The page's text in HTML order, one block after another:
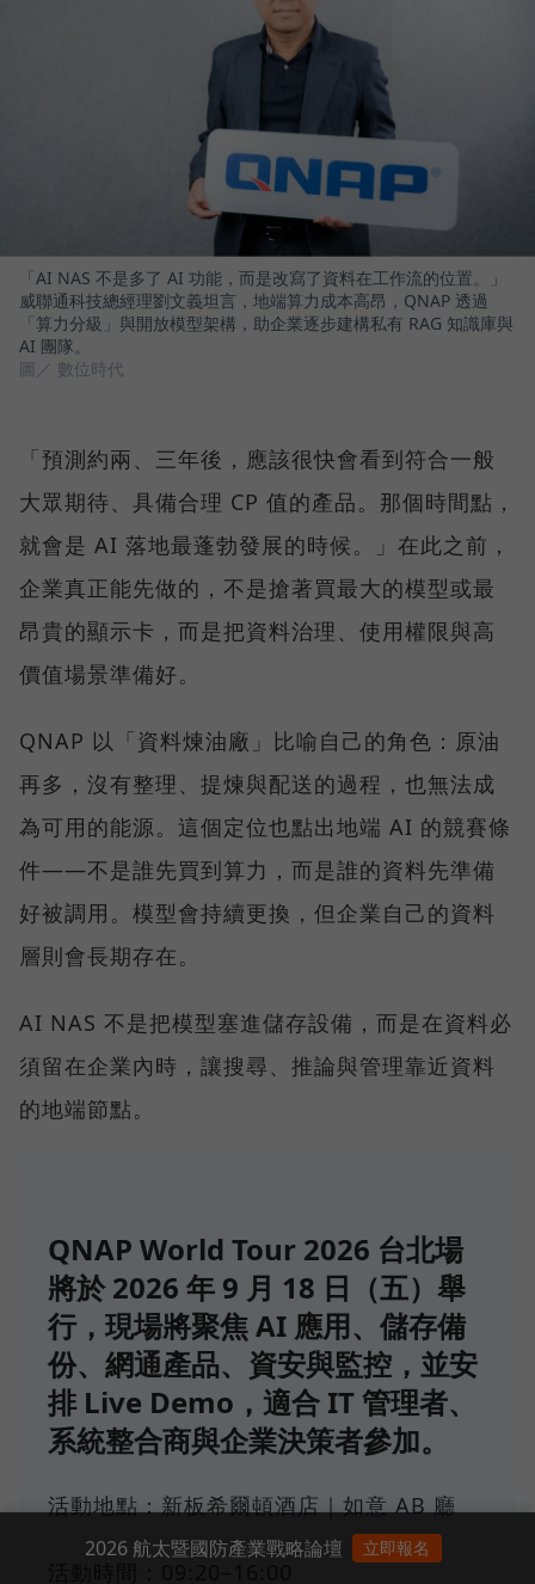
「AI NAS 不是多了 AI 功能，而是改寫了資料在工作流的位置。」
威聯通科技總經理劉文義坦言，地端算力成本高昂，QNAP 透過
「算力分級」與開放模型架構，助企業逐步建構私有 RAG 知識庫與
AI 團隊。
圖／ 數位時代
「預測約兩、三年後，應該很快會看到符合一般
大眾期待、具備合理 CP 值的產品。那個時間點，
就會是 AI 落地最蓬勃發展的時候。」在此之前，
企業真正能先做的，不是搶著買最大的模型或最
昂貴的顯示卡，而是把資料治理、使用權限與高
價值場景準備好。
QNAP 以「資料煉油廠」比喻自己的角色：原油
再多，沒有整理、提煉與配送的過程，也無法成
為可用的能源。這個定位也點出地端 AI 的競賽條
件——不是誰先買到算力，而是誰的資料先準備
好被調用。模型會持續更換，但企業自己的資料
層則會長期存在。
AI NAS 不是把模型塞進儲存設備，而是在資料必
須留在企業內時，讓搜尋、推論與管理靠近資料
的地端節點。
QNAP World Tour 2026 台北場
將於 2026 年 9 月 18 日（五）舉
行，現場將聚焦 AI 應用、儲存備
份、網通產品、資安與監控，並安
排 Live Demo，適合 IT 管理者、
系統整合商與企業決策者參加。
活動地點：新板希爾頓酒店｜如意 AB 廳
2026 航太暨國防產業戰略論壇 立即報名